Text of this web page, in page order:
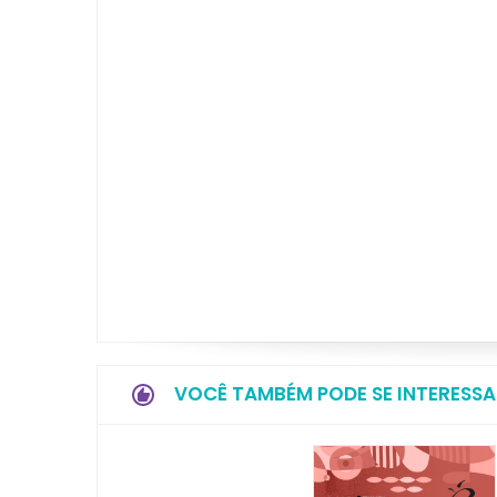
VOCÊ TAMBÉM PODE SE